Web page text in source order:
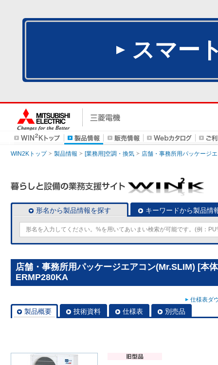
スマー
WIN2Kトップ 製品情報 [業務用]空調・換気 店舗・事務所用パッケージ
形名から製品情報を探す キーワードから製品情
店舗・事務所用パッケージエアコン(Mr.SLIM) [本
ERMP280KA
仕様表ダ
製品概要 技術資料 仕様表 別売品